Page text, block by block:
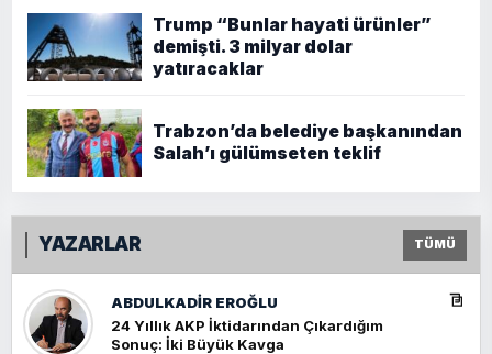
Trump “Bunlar hayati ürünler”
demişti. 3 milyar dolar
yatıracaklar
Trabzon’da belediye başkanından
Salah’ı gülümseten teklif
YAZARLAR TÜMÜ
ABDULKADIR EROĞLU
24 Yıllık AKP İktidarından Çıkardığım
Sonuç: İki Büyük Kavga